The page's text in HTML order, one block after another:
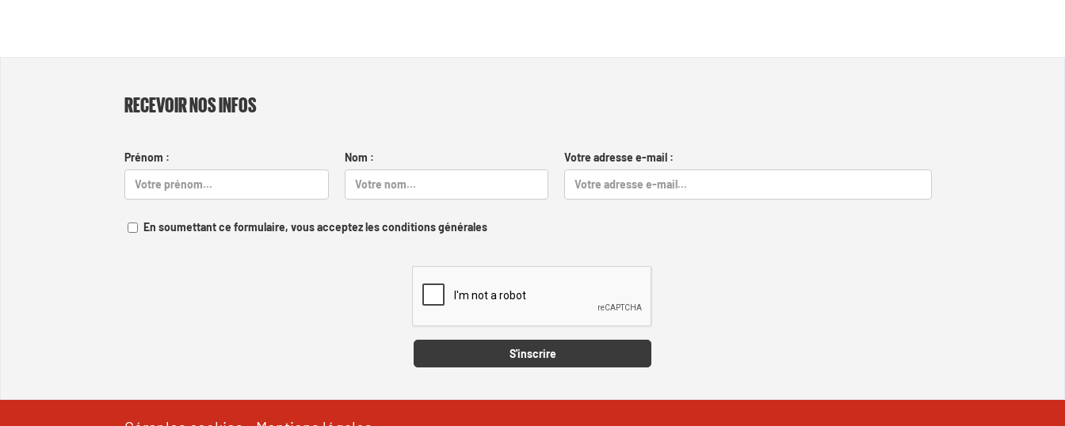
RECEVOIR NOS INFOS
Prénom : Nom : Votre adresse e-mail :
En soumettant ce formulaire, vous acceptez les conditions générales
S'inscrire